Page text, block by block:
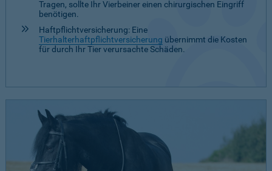
Tragen, sollte Ihr Vierbeiner einen chirurgischen Eingriff
benötigen.
Haftpflichtversicherung: Eine
Tierhalterhaftpflichtversicherung übernimmt die Kosten
für durch Ihr Tier verursachte Schäden.